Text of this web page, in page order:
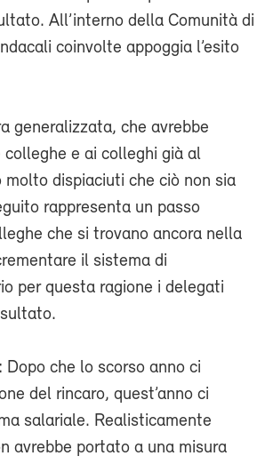
All’interno della Comunità di
coinvolte appoggia l’esito
generalizzata, che avrebbe
e ai colleghi già al
molto dispiaciuti che ciò non sia
rappresenta un passo
che si trovano ancora nella
il sistema di
per questa ragione i delegati
che lo scorso anno ci
del rincaro, quest’anno ci
salariale. Realisticamente
avrebbe portato a una misura